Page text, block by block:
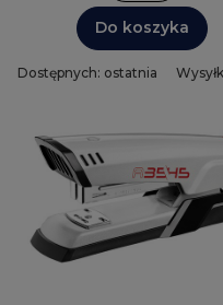
Do koszyka
Dostępnych: ostatnia